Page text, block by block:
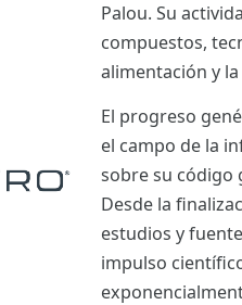
Palou. Su
compuestos,
alimentación y
El progreso
el campo de la
sobre su código
Desde la
estudios y
impulso